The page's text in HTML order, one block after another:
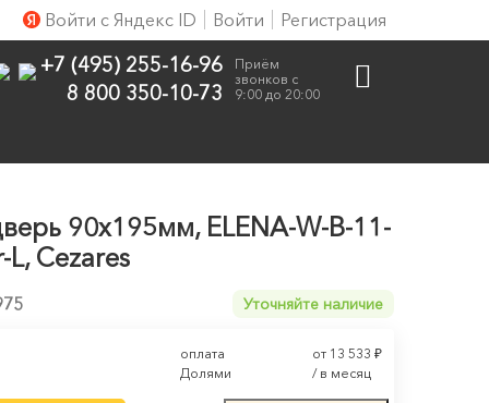
Регистрация
Войти
Войти с Яндекс ID
Приём
звонков с
9:00 до 20:00
+7 (495) 255-16-96
8 800 350-10-73
90х195мм, ELENA-W-B-11-
Cezares
Уточняйте наличие
оплата
Долями
от 13 533 ₽
/ в месяц